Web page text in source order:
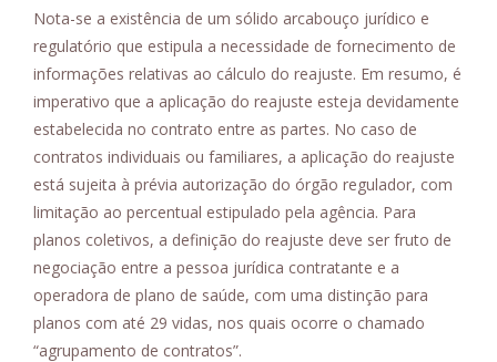
Nota-se a existência de um sólido arcabouço jurídico e
regulatório que estipula a necessidade de fornecimento de
informações relativas ao cálculo do reajuste. Em resumo, é
imperativo que a aplicação do reajuste esteja devidamente
estabelecida no contrato entre as partes. No caso de
contratos individuais ou familiares, a aplicação do reajuste
está sujeita à prévia autorização do órgão regulador, com
limitação ao percentual estipulado pela agência. Para
planos coletivos, a definição do reajuste deve ser fruto de
negociação entre a pessoa jurídica contratante e a
operadora de plano de saúde, com uma distinção para
planos com até 29 vidas, nos quais ocorre o chamado
“agrupamento de contratos”.